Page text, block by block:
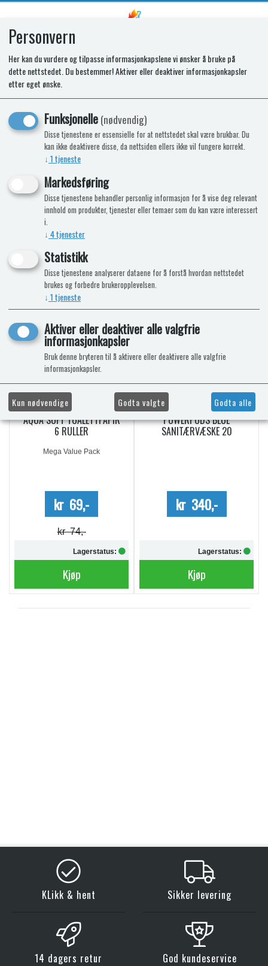
Ingen produkter funnet
NÅ KAN DU OGSÅ FÅ TOALETTKJEMI
HOS OSS!
AQUA SOFT TOALETTPAPIR
6 RULLER
Mega Value Pack
kr 69,-
kr 74,-
Lagerstatus:
Kjøp
POWERPODS BLUE
SANITÆRVÆSKE 20
kr 340,-
Lagerstatus:
Kjøp
KLikk & hent Sikker levering
14 dagers retur God kundeservice
Personvern
Her kan du vurdere og tilpasse informasjonkapslene vi ønsker å bruke på
dette nettstedet. Du bestemmer! Aktiver eller deaktiver informasjonkapsler
etter eget ønske.
Funksjonelle(nødvendig)
Disse tjenestene er essensielle for at nettstedet skal være brukbar. Du
kan ikke deaktivere disse, da nettsiden ellers ikke vil fungere korrekt.
↓ 1tjeneste
Markedsføring
Disse tjenestene behandler personlig informasjon for å vise deg relevant
innhold om produkter, tjenester eller temaer som du kan være interessert
i.
↓ 4tjenester
Statistikk
Disse tjenestene analyserer dataene for å forstå hvordan nettstedet
brukes og forbedre brukeropplevelsen.
↓ 1tjeneste
Aktiver eller deaktiver alle valgfrie
informasjonkapsler
Bruk denne bryteren til å aktivere eller deaktivere alle valgfrie
informasjonkapsler.
Kun nødvendige Godta valgte Godta alle